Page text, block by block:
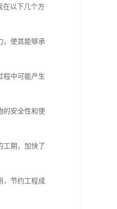
在以下几个方
，使其能够承
程中可能产生
的安全性和使
工期，加快了
，节约工程成